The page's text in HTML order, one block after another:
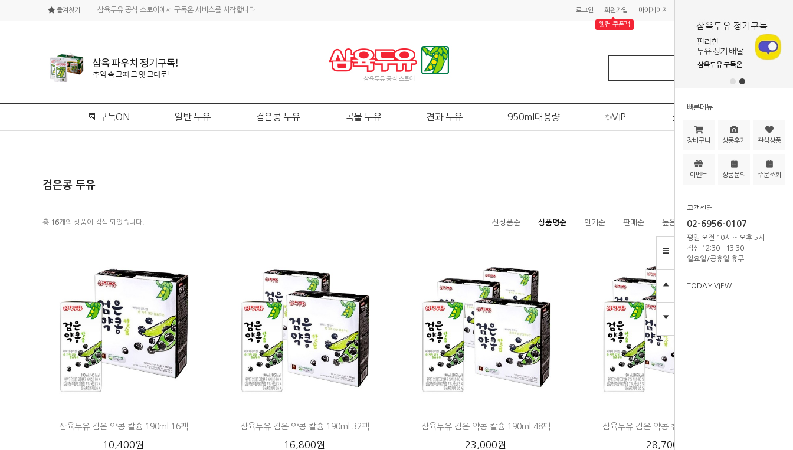
▲
▼
빠른메뉴
장바구니 상품후기 관심상품
이벤트 상품문의 주문조회
고객센터
02-6956-0107
평일 오전 10시 ~ 오후 5시
점심 12:30 - 13:30
일요일/공휴일 휴무
TODAY VIEW
즐겨찾기 ㅣ 삼육두유 공식 스토어에서 구독온 서비스를 시작합니다! 로그인
회원가입
▲
웰컴 쿠폰팩
마이페이지
📆 구독ON 일반 두유 검은콩 두유 곡물 두유 견과 두유 950ml대용량 ✨VIP 🎈이벤트
검은콩 두유
총 16개의 상품이 검색 되었습니다. 신상품순 상품명순 인기순 판매순 높은가격순 낮은가격순
삼육두유 검은 약콩 칼슘 190ml 16팩
10,400원
삼육두유 검은 약콩 칼슘 190ml 32팩
16,800원
삼육두유 검은 약콩 칼슘 190ml 48팩
23,000원
삼육두유 검은 약콩 칼슘 190ml 64팩
28,700원